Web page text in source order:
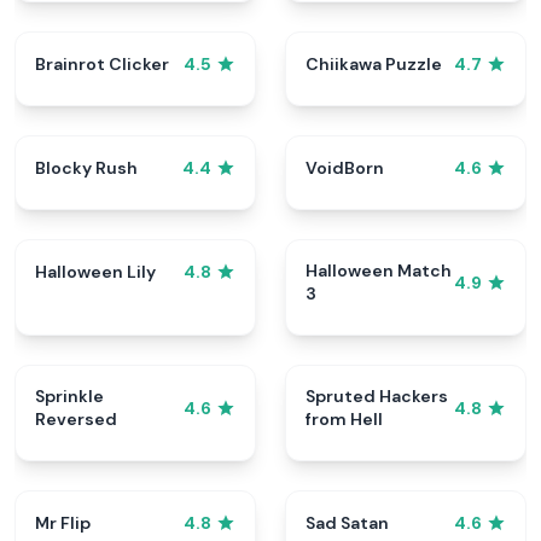
Brainrot Clicker 4.5 Chiikawa Puzzle 4.7
Blocky Rush 4.4 VoidBorn 4.6
Halloween Lily 4.8
Halloween Match
3
4.9
Sprinkle
Reversed
4.6
Spruted Hackers
from Hell
4.8
Mr Flip 4.8 Sad Satan 4.6